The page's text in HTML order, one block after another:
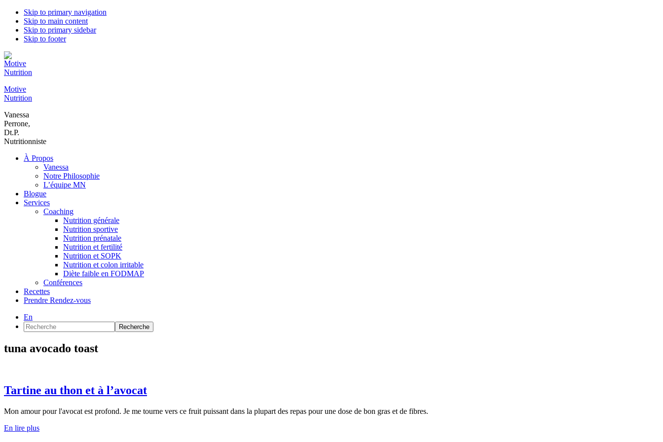
Skip to primary navigation
Skip to main content
Skip to primary sidebar
Skip to footer
Motive
Nutrition
Vanessa
Perrone,
Dt.P.
Nutritionniste
À Propos
Vanessa
Notre Philosophie
L’équipe MN
Blogue
Services
Coaching
Nutrition générale
Nutrition sportive
Nutrition prénatale
Nutrition et fertilité
Nutrition et SOPK
Nutrition et colon irritable
Diète faible en FODMAP
Conférences
Recettes
Prendre Rendez-vous
En
Recherche
tuna avocado toast
Tartine au thon et à l’avocat
Mon amour pour l'avocat est profond. Je me tourne vers ce fruit puissant dans la plupart des repas pour une dose de bon gras et de fibres.
En lire plus